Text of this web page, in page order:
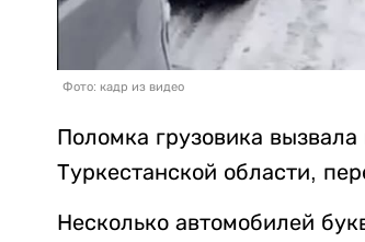
Фото: кадр из видео
Поломка грузовика
Туркестанской области,
Несколько автомобилей